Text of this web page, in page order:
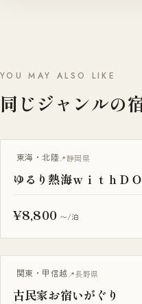
YOU MAY ALSO LIKE
同じジャンルの
ペット可
東海・北陸 静岡県
ゆるり熱海ｗｉｔｈＤ
¥8,800 〜/泊
一棟貸し
関東・甲信越 長野県
古民家お宿いがぐり